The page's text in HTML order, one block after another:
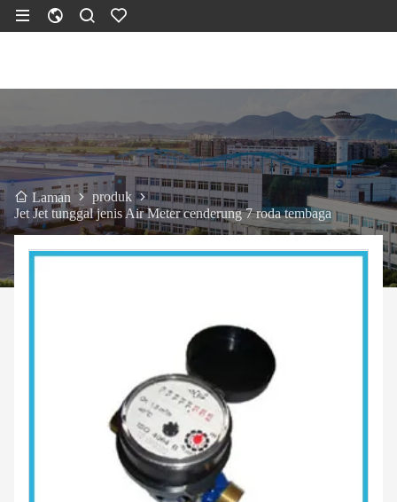
Laman
produk
Jet Jet tunggal jenis Air Meter cenderung 7 roda tembaga